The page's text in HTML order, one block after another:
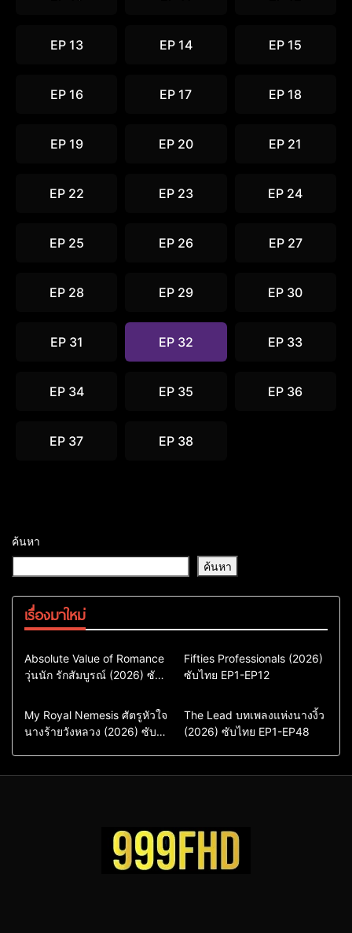
EP 13 EP 14 EP 15
EP 16 EP 17 EP 18
EP 19 EP 20 EP 21
EP 22 EP 23 EP 24
EP 25 EP 26 EP 27
EP 28 EP 29 EP 30
EP 31 EP 32 EP 33
EP 34 EP 35 EP 36
EP 37 EP 38
ค้นหา
ค้นหา
เรื่องมาใหม่
Comedy
Drama
ซีรี่ย์เกาหลี
ซีรี่ย์เกาหลีพากย์ไทย
Absolute Value of Romance
วุ่นนัก รักสัมบูรณ์ (2026) ซับ
Action & Adventure
Comedy
Drama
ซีรี่ย์เกาหลีซับไทย
Fifties Professionals (2026)
ซับไทย EP1-EP12
Comedy
Drama
Sci-Fi & Fantasy
My Royal Nemesis ศัตรูหัวใจ
นางร้ายวังหลวง (2026) ซับ
Drama
ซีรี่ย์จีน
ซีรี่ย์จีนซับไทย
The Lead บทเพลงแห่งนางงิ้ว
(2026) ซับไทย EP1-EP48